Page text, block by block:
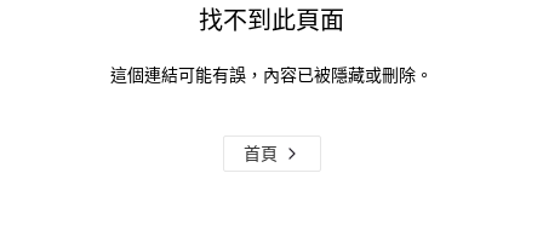
找不到此頁面
這個連結可能有誤，內容已被隱藏或刪除。
首頁